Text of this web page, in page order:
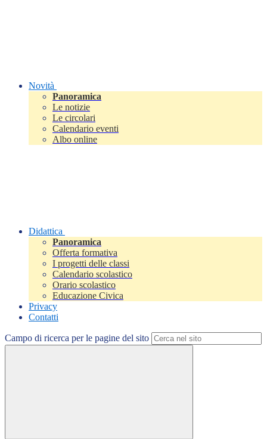
Novità
Panoramica
Le notizie
Le circolari
Calendario eventi
Albo online
Didattica
Panoramica
Offerta formativa
I progetti delle classi
Calendario scolastico
Orario scolastico
Educazione Civica
Privacy
Contatti
Campo di ricerca per le pagine del sito